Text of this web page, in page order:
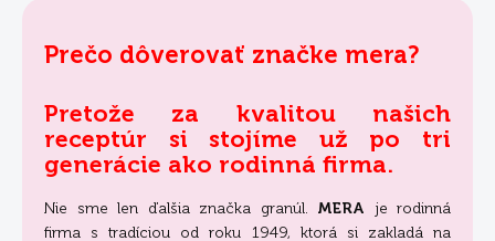
Prečo dôverovať značke mera?
Pretože za kvalitou našich
receptúr si stojíme už po tri
generácie ako rodinná firma.
Nie sme len ďalšia značka granúl. MERA je rodinná
firma s tradíciou od roku 1949, ktorá si zakladá na